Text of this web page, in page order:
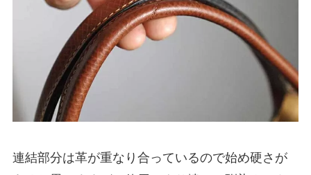
連結部分は革が重なり合っているので始め硬さが